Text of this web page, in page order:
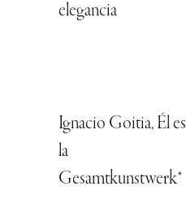
elegancia
Ignacio Goitia, Él es
la
Gesamtkunstwerk*